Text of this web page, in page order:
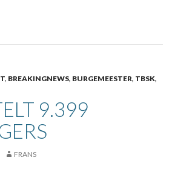
, BREAKINGNEWS, BURGEMEESTER, TBSK,
9.399
FRANS